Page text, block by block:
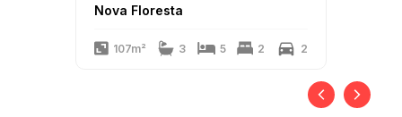
Nova Floresta
107m² 3 5 2 2